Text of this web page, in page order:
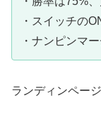
・スイッチの
・ナンピンマ
ランディンペー